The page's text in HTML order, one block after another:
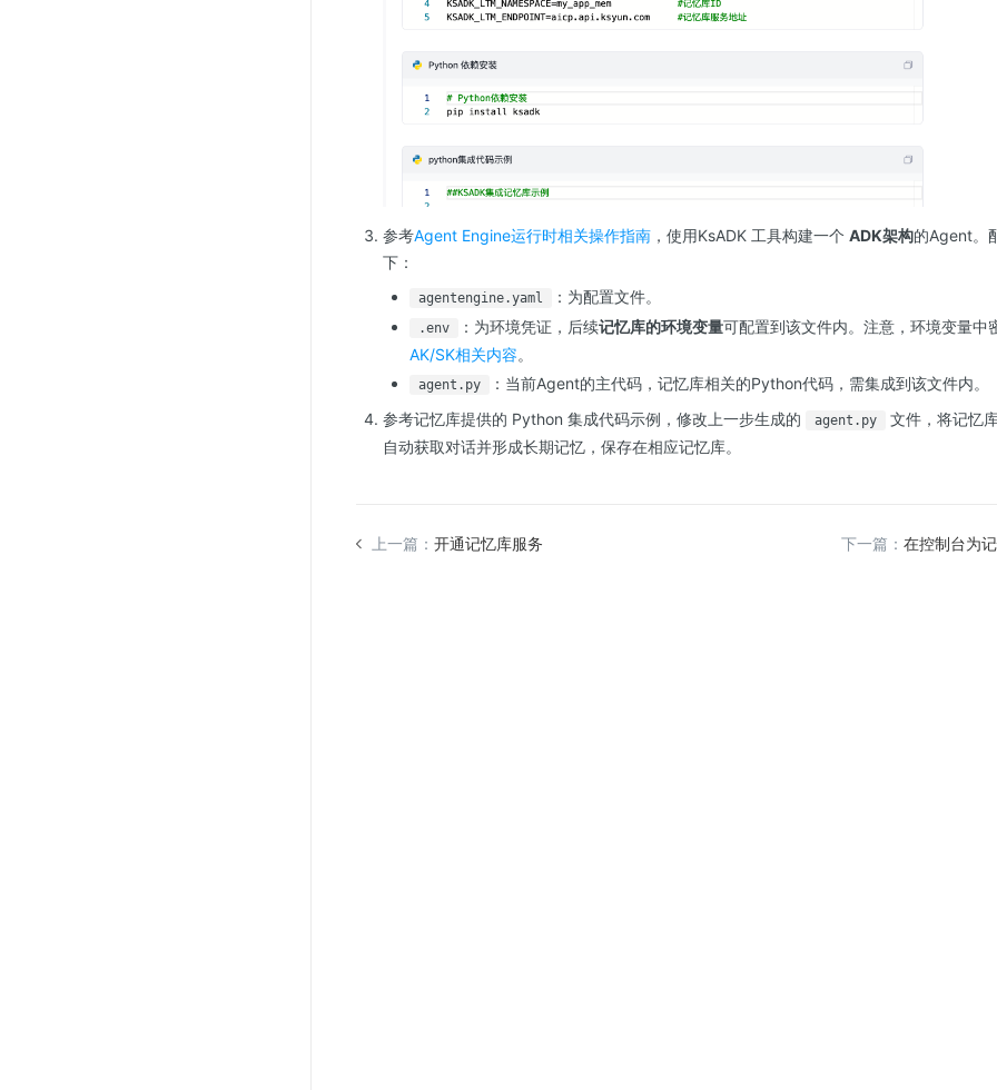
参考Agent Engine运行时相关操作指南 ，使用KsADK 工具构建一个 ADK架构的Agent。
下：
agentengine.yaml ：为配置文件。
.env ：为环境凭证，后续记忆库的环境变量可配置到该文件内。注意，环境变量中
AK/SK相关内容。
agent.py
：当前Agent的主代码，记忆库相关的Python代码，需集成到该文件内。
参考记忆库提供的 Python 集成代码示例，修改上一步生成的
agent.py
文件，将记忆
自动获取对话并形成长期记忆，保存在相应记忆库。
上一篇： 开通记忆库服务 下一篇： 在控制台为